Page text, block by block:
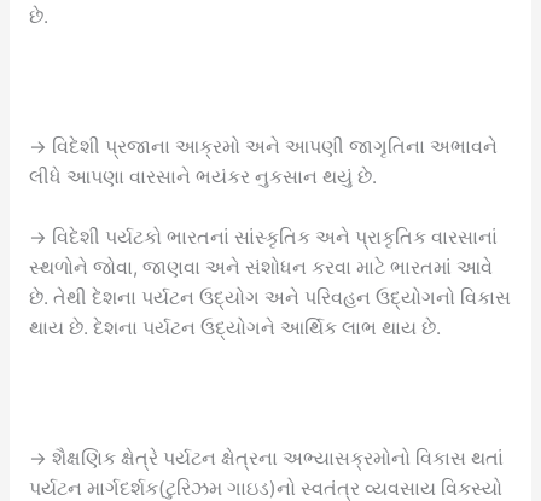
છે.
→ વિદેશી પ્રજાના આક્રમો અને આપણી જાગૃતિના અભાવને
લીધે આપણા વારસાને ભયંકર નુકસાન થયું છે.
→ વિદેશી પર્યટકો ભારતનાં સાંસ્કૃતિક અને પ્રાકૃતિક વારસાનાં
સ્થળોને જોવા, જાણવા અને સંશોધન કરવા માટે ભારતમાં આવે
છે. તેથી દેશના પર્યટન ઉદ્યોગ અને પરિવહન ઉદ્યોગનો વિકાસ
થાય છે. દેશના પર્યટન ઉદ્યોગને આર્થિક લાભ થાય છે.
→ શૈક્ષણિક ક્ષેત્રે પર્યટન ક્ષેત્રના અભ્યાસક્રમોનો વિકાસ થતાં
પર્યટન માર્ગદર્શક(ટુરિઝમ ગાઇડ)નો સ્વતંત્ર વ્યવસાય વિકસ્યો